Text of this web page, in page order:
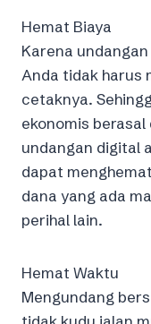
Hemat Biaya
Karena
Anda tidak harus
cetaknya.
ekonomis berasal
undangan digital
dapat
dana yang ada
perihal lain.
Hemat Waktu
Mengundang